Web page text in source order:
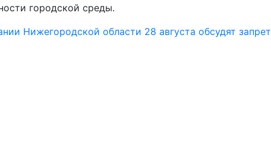
городской среды.
Нижегородской области 28 августа обсудят запрет